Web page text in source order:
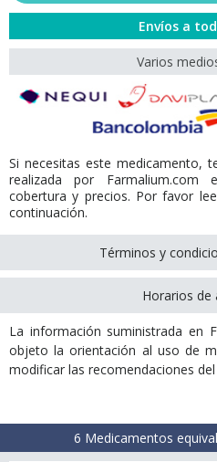
Envíos a
Varios
Si necesitas este medicamento,
realizada por Farmalium.com
cobertura y precios. Por favor
continuación.
Términos y
Horarios de
La información suministrada en
objeto la orientación al uso de
modificar las recomendaciones
6 Medicamentos